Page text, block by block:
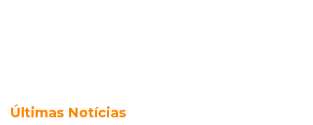
Últimas Notícias